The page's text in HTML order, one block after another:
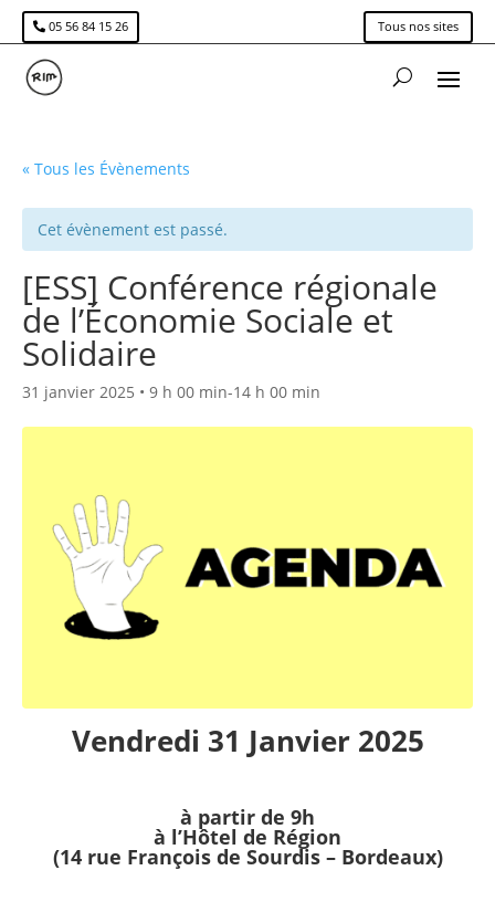
05 56 84 15 26 Tous nos sites
« Tous les Évènements
Cet évènement est passé.
[ESS] Conférence régionale
de l’Économie Sociale et
Solidaire
31 janvier 2025 • 9 h 00 min-14 h 00 min
Vendredi 31 Janvier 2025
à partir de 9h
à l’Hôtel de Région
(14 rue François de Sourdis – Bordeaux)